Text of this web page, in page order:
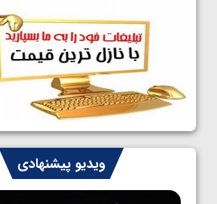
کشتی آزاد نوجوانان جهان؛ رقبای نمایندگان
ایران مشخص شدند
1405/05/08
کشتی فرنگی نوجوانان جهان؛ سکوی تیمی
سوم برای ایران
1405/05/07
ایران چشم به راه چهار مدال در پنج وزن دوم
کشتی فرنگی نوجوانان جهان
1405/05/06
ویدیو پیشنهادی